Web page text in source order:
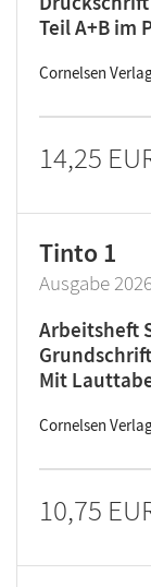
Teil A+B im
Cornelsen
14,25
Tinto 1
Ausgabe
Arbeitsheft
Grundschrift
Mit
Cornelsen
10,75